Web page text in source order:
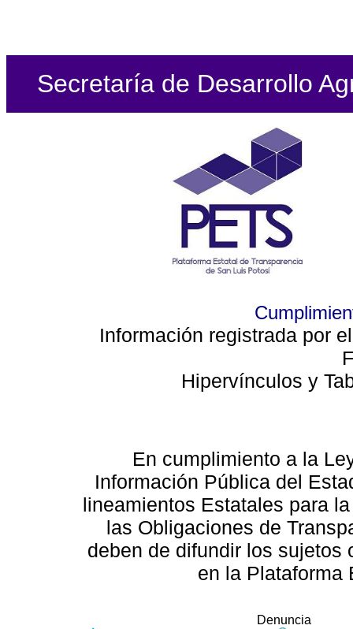
Secretaría de Desarrollo
Información registrada por
Hipervínculos y
En cumplimiento a la
Información Pública del
lineamientos Estatales para
las Obligaciones de
deben de difundir los sujetos
en la Plataforma
Denuncia